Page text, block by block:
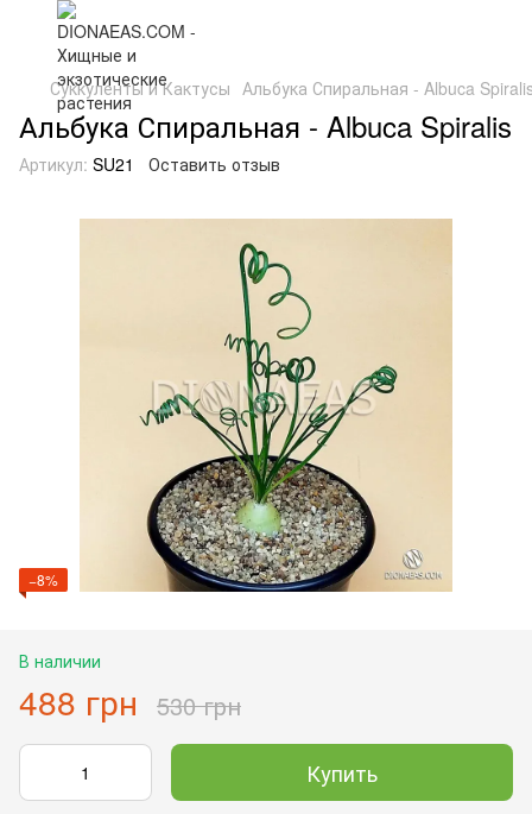
Суккуленты и Кактусы Альбука Спиральная - Albuca
Альбука Спиральная - Albuca Spiralis
Артикул: SU21 Оставить отзыв
−8%
В наличии
488 грн 530 грн
Купить